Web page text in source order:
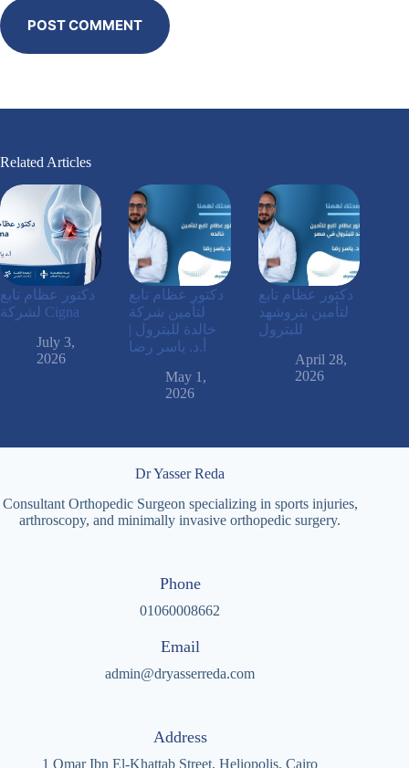
POST COMMENT
Related Articles
دكتور عظام تابع
لشركة Cigna
July 3,
2026
دكتور عظام تابع
لتأمين شركة
خالدة للبترول |
أ.د. ياسر رضا
May 1,
2026
دكتور عظام تابع
لتأمين بتروشهد
للبترول
April 28,
2026
Dr Yasser Reda
Consultant Orthopedic Surgeon specializing in sports injuries,
arthroscopy, and minimally invasive orthopedic surgery.
Phone
01060008662
Email
admin@dryasserreda.com
Address
1 Omar Ibn El-Khattab Street, Heliopolis, Cairo